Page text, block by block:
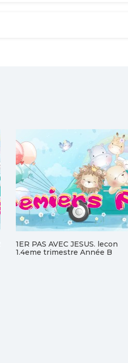
1ER PAS AVEC JESUS. lecon
1.4eme trimestre Année B